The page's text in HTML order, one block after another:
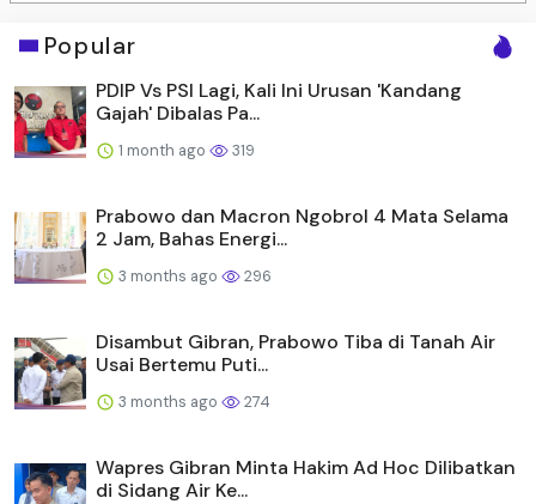
Popular
PDIP Vs PSI Lagi, Kali Ini Urusan 'Kandang
Gajah' Dibalas Pa...
1 month ago 319
Prabowo dan Macron Ngobrol 4 Mata Selama
2 Jam, Bahas Energi...
3 months ago 296
Disambut Gibran, Prabowo Tiba di Tanah Air
Usai Bertemu Puti...
3 months ago 274
Wapres Gibran Minta Hakim Ad Hoc Dilibatkan
di Sidang Air Ke...